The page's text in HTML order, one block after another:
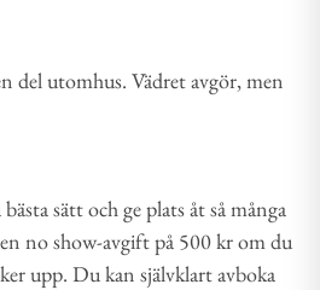
del utomhus. Vädret avgör, men
sätt och ge plats åt så många
no show-avgift på 500 kr om du
upp. Du kan självklart avboka